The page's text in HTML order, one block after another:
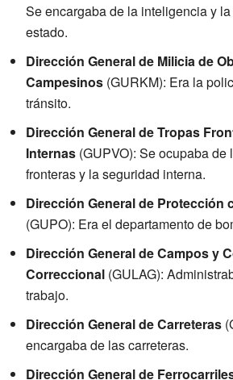
Se encargaba de la inteligencia y
estado.
Dirección General de Milicia de
Campesinos (GURKM): Era la
tránsito.
Dirección General de Tropas
Internas (GUPVO): Se ocupaba
fronteras y la seguridad interna.
Dirección General de Protección
(GUPO): Era el departamento de
Dirección General de Campos y
Correccional (GULAG):
trabajo.
Dirección General de Carreteras
encargaba de las carreteras.
Dirección General de